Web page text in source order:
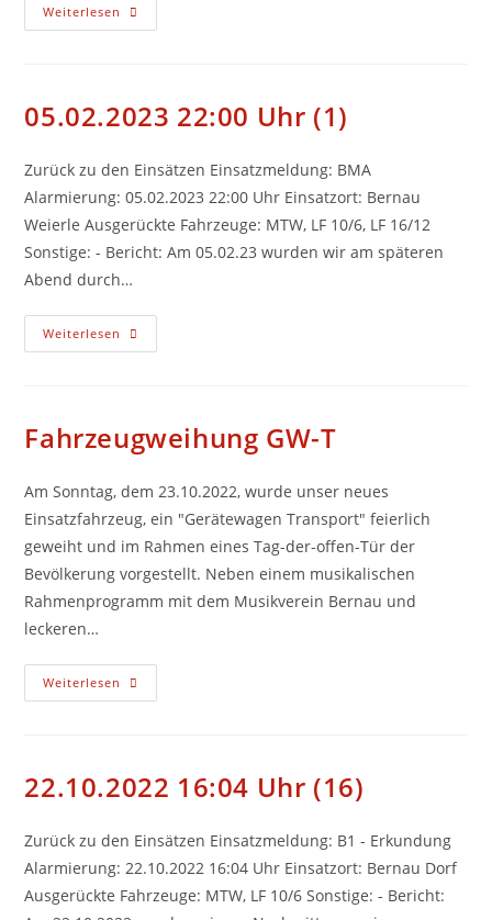
Weiterlesen 01.05.2023
12:55
05.02.2023 22:00 Uhr (1)
Zurück zu den Einsätzen Einsatzmeldung: BMA
Alarmierung: 05.02.2023 22:00 Uhr Einsatzort: Bernau
Weierle Ausgerückte Fahrzeuge: MTW, LF 10/6, LF 16/12
Sonstige: - Bericht: Am 05.02.23 wurden wir am späteren
Abend durch…
Weiterlesen 05.02.2023
22:00
Fahrzeugweihung GW-T
Am Sonntag, dem 23.10.2022, wurde unser neues
Einsatzfahrzeug, ein "Gerätewagen Transport" feierlich
geweiht und im Rahmen eines Tag-der-offen-Tür der
Bevölkerung vorgestellt. Neben einem musikalischen
Rahmenprogramm mit dem Musikverein Bernau und
leckeren…
Weiterlesen Fahrzeugweihung
GW-
22.10.2022 16:04 Uhr (16)
Zurück zu den Einsätzen Einsatzmeldung: B1 - Erkundung
Alarmierung: 22.10.2022 16:04 Uhr Einsatzort: Bernau Dorf
Ausgerückte Fahrzeuge: MTW, LF 10/6 Sonstige: - Bericht: